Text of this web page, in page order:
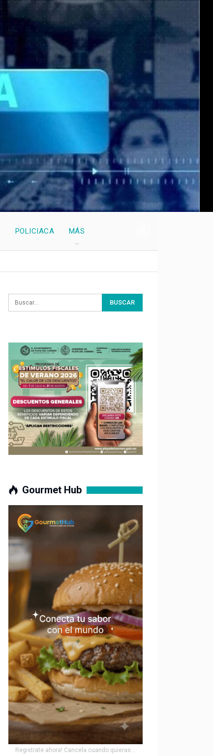
POLICIACA MÁS
Gourmet Hub
Registrate ahora! Cancela cuando quieras...